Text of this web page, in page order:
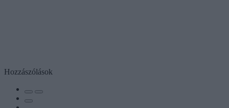
Hozzászólások